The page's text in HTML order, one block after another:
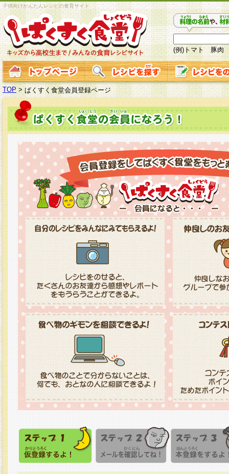
子供向けかんたんレシピの食育サイト
(例)トマト 豚肉
TOP > ぱくすく食堂会員登録ページ